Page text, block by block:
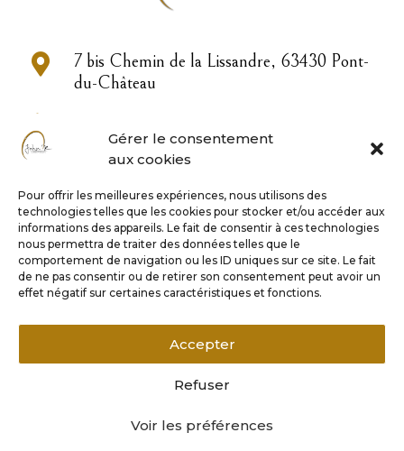
Gérer le consentement
aux cookies
Pour offrir les meilleures expériences, nous utilisons des
technologies telles que les cookies pour stocker et/ou accéder aux
informations des appareils. Le fait de consentir à ces technologies
nous permettra de traiter des données telles que le
comportement de navigation ou les ID uniques sur ce site. Le fait
de ne pas consentir ou de retirer son consentement peut avoir un
effet négatif sur certaines caractéristiques et fonctions.
Accepter
Refuser
Voir les préférences

7 bis Chemin de la Lissandre, 63430 Pont-
du-Château

contact@john-or.fr

Horaires
Mardi au vendredi 9h – 18h